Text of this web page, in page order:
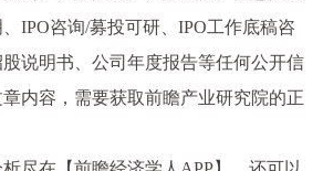
IPO咨询/募投可研、IPO工作底稿咨
说明书、公司年度报告等任何公开信
内容，需要获取前瞻产业研究院的正